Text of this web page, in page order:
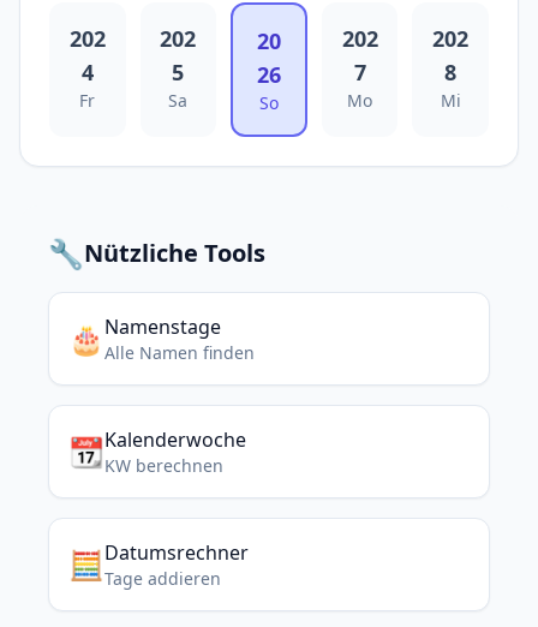
202
4
Fr
202
5
Sa
20
26
So
202
7
Mo
202
8
Mi
🔧Nützliche Tools
🎂 Namenstage
Alle Namen finden
📆Kalenderwoche
KW berechnen
🧮Datumsrechner
Tage addieren